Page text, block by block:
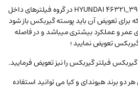
فیلتر گیربکس کیا كارنيوال HYUNDAI 46321_39010 در گروه فیلترهای داخل
تعویض آن باید پوسته گیربکس باز شود
عمر و عملکرد بیشتری میباشد و در فاصله
فیلتر گیربکس را نیز تعویض فرمایید.
دو برند هیوندای و کیا می توانید استفاده